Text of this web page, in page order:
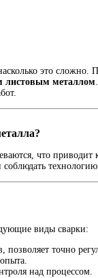
насколько это
листовым металлом
что
виды сварки:
точно
над процессом.